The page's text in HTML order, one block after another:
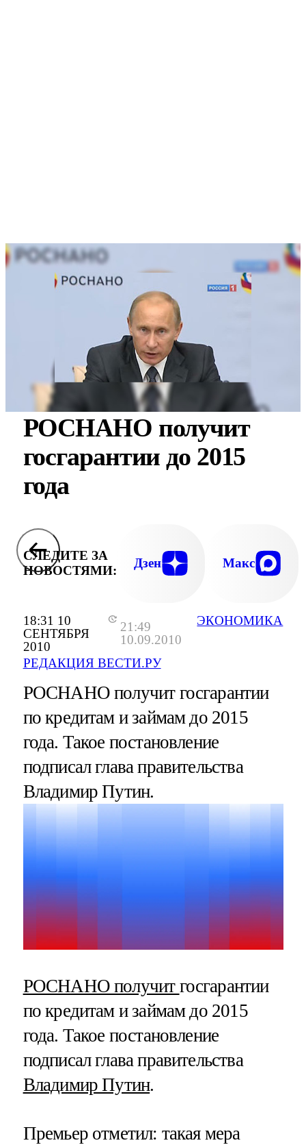
18:31 10
СЕНТЯБРЯ
2010
21:49
10.09.2010
РЕДАКЦИЯ ВЕСТИ.РУ
ЭКОНОМИКА
РОСНАНО получит
госгарантии до 2015
года
СЛЕДИТЕ ЗА
НОВОСТЯМИ:
Дзен Макс
РОСНАНО получит госгарантии
по кредитам и займам до 2015
года. Такое постановление
подписал глава правительства
Владимир Путин.
РОСНАНО получит госгарантии
по кредитам и займам до 2015
года. Такое постановление
подписал глава правительства
Владимир Путин.
Премьер отметил: такая мера